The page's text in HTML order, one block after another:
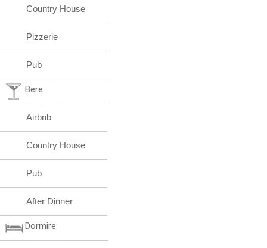
Country House
Pizzerie
Pub
Bere
Airbnb
Country House
Pub
After Dinner
Dormire